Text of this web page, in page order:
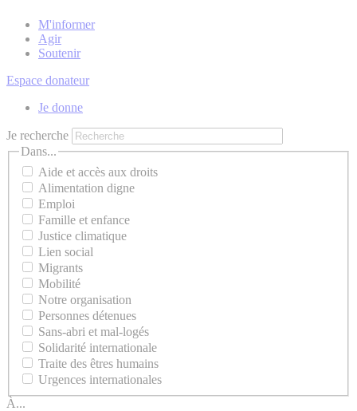
M'informer
Agir
Soutenir
Espace donateur
Je donne
Je recherche
Dans...
Aide et accès aux droits
Alimentation digne
Emploi
Famille et enfance
Justice climatique
Lien social
Migrants
Mobilité
Notre organisation
Personnes détenues
Sans-abri et mal-logés
Solidarité internationale
Traite des êtres humains
Urgences internationales
À...